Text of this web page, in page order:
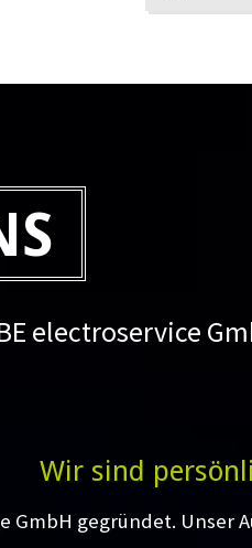
electroservice
Wir sind
GmbH gegründet.